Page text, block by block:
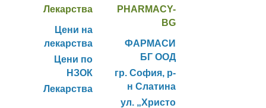
Лекарства
Цени на
лекарства
Цени по
НЗОК
Лекарства
PHARMACY-
BG
ФАРМАСИ
БГ ООД
гр. София, р-
н Слатина
ул. „Христо